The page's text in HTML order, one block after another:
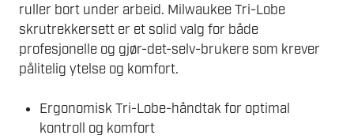
ruller bort under arbeid. Milwaukee Tri-Lobe
skrutrekkersett er et solid valg for både
profesjonelle og gjør-det-selv-brukere som krever
pålitelig ytelse og komfort.
Ergonomisk Tri-Lobe-håndtak for optimal
kontroll og komfort